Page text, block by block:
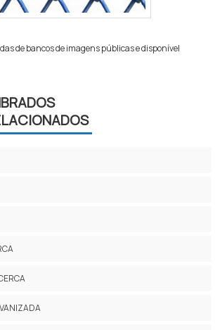
de bancos de imagens públicas e disponível